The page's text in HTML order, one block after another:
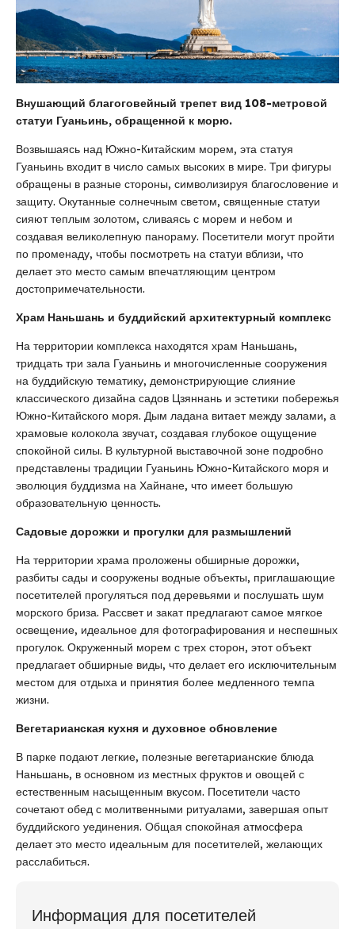
Внушающий благоговейный трепет вид 108-метровой
статуи Гуаньинь, обращенной к морю.
Возвышаясь над Южно-Китайским морем, эта статуя
Гуаньинь входит в число самых высоких в мире. Три фигуры
обращены в разные стороны, символизируя благословение и
защиту. Окутанные солнечным светом, священные статуи
сияют теплым золотом, сливаясь с морем и небом и
создавая великолепную панораму. Посетители могут пройти
по променаду, чтобы посмотреть на статуи вблизи, что
делает это место самым впечатляющим центром
достопримечательности.
Храм Наньшань и буддийский архитектурный комплекс
На территории комплекса находятся храм Наньшань,
тридцать три зала Гуаньинь и многочисленные сооружения
на буддийскую тематику, демонстрирующие слияние
классического дизайна садов Цзяннань и эстетики побережья
Южно-Китайского моря. Дым ладана витает между залами, а
храмовые колокола звучат, создавая глубокое ощущение
спокойной силы. В культурной выставочной зоне подробно
представлены традиции Гуаньинь Южно-Китайского моря и
эволюция буддизма на Хайнане, что имеет большую
образовательную ценность.
Садовые дорожки и прогулки для размышлений
На территории храма проложены обширные дорожки,
разбиты сады и сооружены водные объекты, приглашающие
посетителей прогуляться под деревьями и послушать шум
морского бриза. Рассвет и закат предлагают самое мягкое
освещение, идеальное для фотографирования и неспешных
прогулок. Окруженный морем с трех сторон, этот объект
предлагает обширные виды, что делает его исключительным
местом для отдыха и принятия более медленного темпа
жизни.
Вегетарианская кухня и духовное обновление
В парке подают легкие, полезные вегетарианские блюда
Наньшань, в основном из местных фруктов и овощей с
естественным насыщенным вкусом. Посетители часто
сочетают обед с молитвенными ритуалами, завершая опыт
буддийского уединения. Общая спокойная атмосфера
делает это место идеальным для посетителей, желающих
расслабиться.
Информация для посетителей